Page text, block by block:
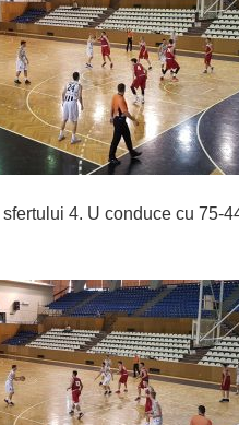
4. U conduce cu 75-